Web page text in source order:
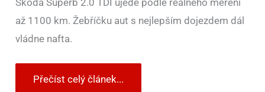
Škoda Superb 2.0 TDI ujede podle reálného měření
až 1100 km. Žebříčku aut s nejlepším dojezdem dál
vládne nafta.
Přečíst celý článek...